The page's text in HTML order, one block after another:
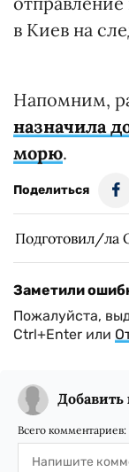
в Киев на
Напомним,
назначила
морю.
Поделиться
Подготовил/ла
Заметили
Пожалуйста,
Ctrl+Enter или
Всего комментариев: